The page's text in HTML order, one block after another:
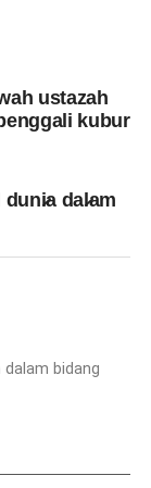
ustazah
kubur
dal̷am
bidang